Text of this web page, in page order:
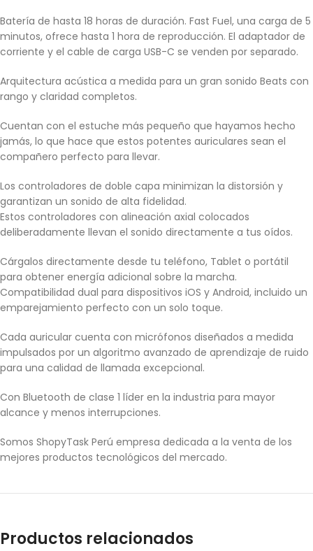
Batería de hasta 18 horas de duración. Fast Fuel, una carga de 5
minutos, ofrece hasta 1 hora de reproducción. El adaptador de
corriente y el cable de carga USB-C se venden por separado.
Arquitectura acústica a medida para un gran sonido Beats con
rango y claridad completos.
Cuentan con el estuche más pequeño que hayamos hecho
jamás, lo que hace que estos potentes auriculares sean el
compañero perfecto para llevar.
Los controladores de doble capa minimizan la distorsión y
garantizan un sonido de alta fidelidad.
Estos controladores con alineación axial colocados
deliberadamente llevan el sonido directamente a tus oídos.
Cárgalos directamente desde tu teléfono, Tablet o portátil
para obtener energía adicional sobre la marcha.
Compatibilidad dual para dispositivos iOS y Android, incluido un
emparejamiento perfecto con un solo toque.
Cada auricular cuenta con micrófonos diseñados a medida
impulsados por un algoritmo avanzado de aprendizaje de ruido
para una calidad de llamada excepcional.
Con Bluetooth de clase 1 líder en la industria para mayor
alcance y menos interrupciones.
Somos ShopyTask Perú empresa dedicada a la venta de los
mejores productos tecnológicos del mercado.
Productos relacionados